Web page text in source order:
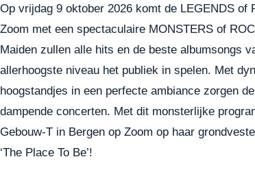
Op vrijdag 9 oktober 2026 komt de LEGENDS of
Zoom met een spectaculaire MONSTERS of
Maiden zullen alle hits en de beste albumsongs
allerhoogste niveau het publiek in spelen. Met
hoogstandjes in een perfecte ambiance zorgen
dampende concerten. Met dit monsterlijke
Gebouw-T in Bergen op Zoom op haar
‘The Place To Be’!